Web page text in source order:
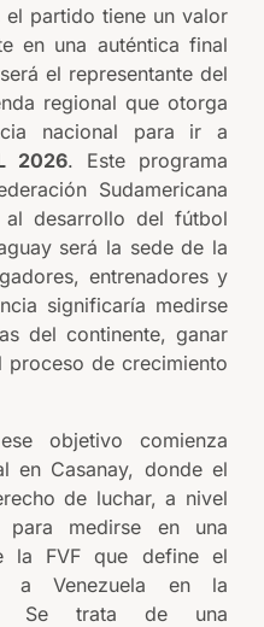
el partido tiene un valor
en una auténtica final
el representante del
regional que otorga
nacional para ir a
2026. Este programa
Sudamericana
desarrollo del fútbol
será la sede de la
entrenadores y
significaría medirse
del continente, ganar
de crecimiento
objetivo comienza
en Casanay, donde el
de luchar, a nivel
medirse en una
la FVF que define el
a Venezuela en la
Se trata de una